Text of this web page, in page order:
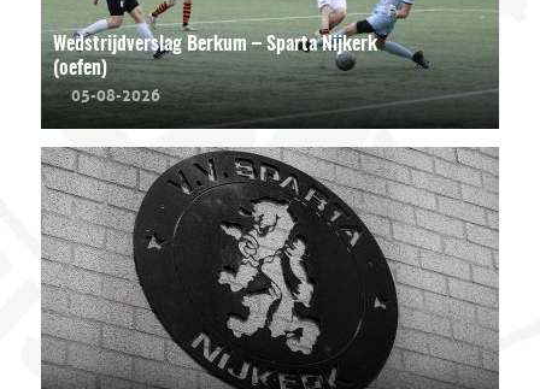
Wedstrijdverslag Berkum – Sparta Nijkerk
(oefen)
05-08-2026